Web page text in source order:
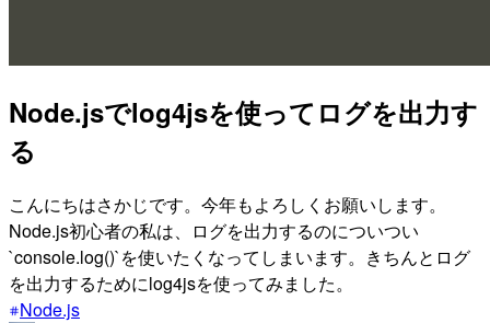
Node.jsでlog4jsを使ってログを出力す
る
こんにちはさかじです。今年もよろしくお願いします。
Node.js初心者の私は、ログを出力するのについつい
`console.log()`を使いたくなってしまいます。きちんとログ
を出力するためにlog4jsを使ってみました。
Node.js